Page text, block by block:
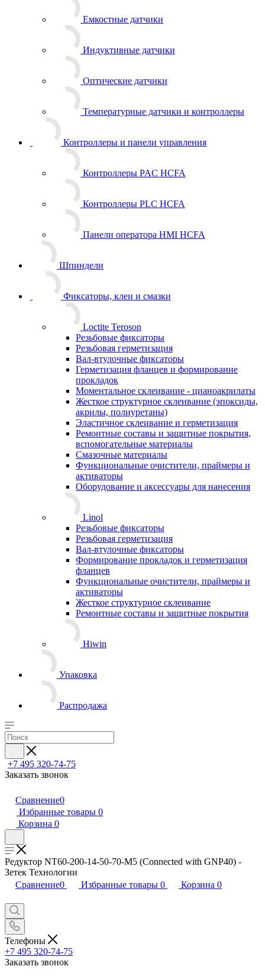
Емкостные датчики
Индуктивные датчики
Оптические датчики
Температурные датчики и контроллеры
Контроллеры и панели управления
Контроллеры PAC HCFA
Контроллеры PLC HCFA
Панели оператора HMI HCFA
Шпиндели
Фиксаторы, клеи и смазки
Loctite Teroson
Резьбовые фиксаторы
Резьбовая герметизация
Вал-втулочные фиксаторы
Герметизация фланцев и формирование
прокладок
Моментальное склеивание - цианоакрилаты
Жесткое структурное склеивание (эпоксиды,
акрилы, полиуретаны)
Эластичное склеивание и герметизация
Ремонтные составы и защитные покрытия,
вспомогательные материалы
Смазочные материалы
Функциональные очистители, праймеры и
активаторы
Оборудование и аксессуары для нанесения
Linol
Резьбовые фиксаторы
Резьбовая герметизация
Вал-втулочные фиксаторы
Формирование прокладок и герметизация
фланцев
Функциональные очистители, праймеры и
активаторы
Жесткое структурное склеивание
Ремонтные составы и защитные покрытия
Hiwin
Упаковка
Распродажа
+7 495 320-74-75
Заказать звонок
Сравнение0
Избранные товары 0
Корзина 0
Редуктор NT60-200-14-50-70-M5 (Connected with GNP40) -
Зетек Технологии
Сравнение0 Избранные товары 0 Корзина 0
Телефоны
+7 495 320-74-75
Заказать звонок